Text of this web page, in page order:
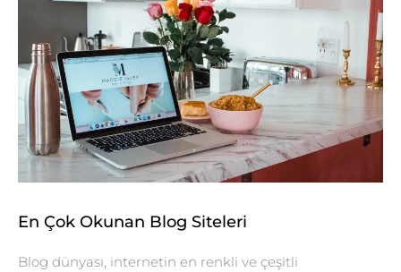
En Çok Okunan Blog Siteleri
Blog dünyası, internetin en renkli ve çeşitli